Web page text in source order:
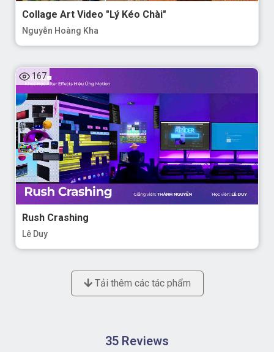
Collage Art Video "Lý Kéo Chài"
Nguyễn Hoàng Kha
167
Rush Crashing
Lê Duy
Tải thêm các tác phẩm
35 Reviews